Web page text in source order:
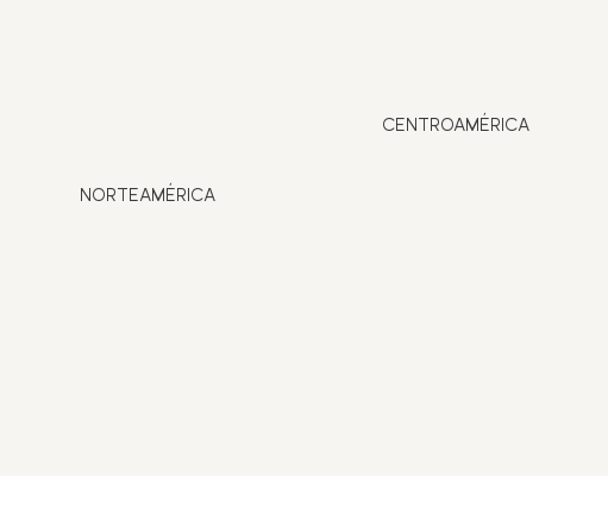
NORTEAMÉRICA
CENTROAMÉRICA